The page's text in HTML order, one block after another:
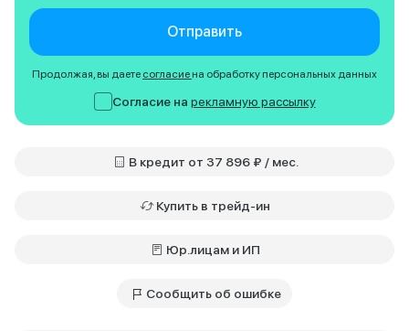
Отправить
Продолжая, вы даете согласие на обработку персональных данных
Согласие на рекламную рассылку
В кредит от 37 896 ₽ / мес.
Купить в трейд-ин
Юр.лицам и ИП
Сообщить об ошибке